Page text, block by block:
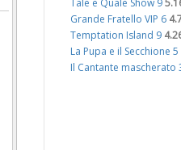
Tale e Quale Show 9
Grande Fratello VIP 6
Temptation Island 9
La Pupa e il Secchione 5
Il Cantante mascherato